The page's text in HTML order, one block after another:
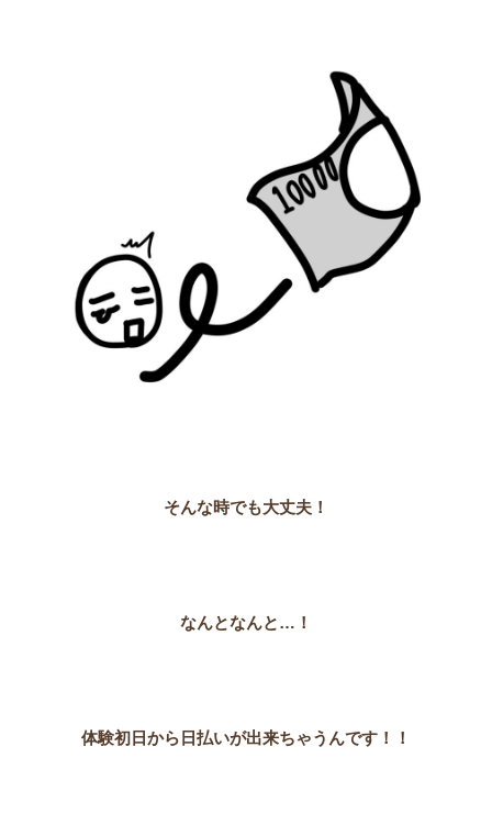
そんな時でも大丈夫！
なんとなんと…！
体験初日から 日払いが出来ちゃうんです！！